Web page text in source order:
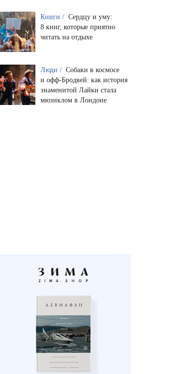
Книги / Сердцу и уму:
8 книг, которые приятно
читать на отдыхе
Люди / Собаки в космосе
и офф-Бродвей: как история
знаменитой Лайки стала
мюзиклом в Лондоне